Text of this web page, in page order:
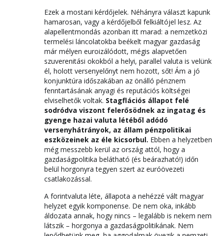
Ezek a mostani kérdőjelek. Néhányra választ kapunk
hamarosan, vagy a kérdőjelből felkiáltójel lesz. Az
alapellentmondás azonban itt marad: a nemzetközi
termelési láncolatokba beékelt magyar gazdaság
már mélyen euroizálódott, mégis alapvetően
szuverenitási okokból a helyi, parallel valuta is velünk
él, holott versenyelőnyt nem hozott, sőt! Ám a jó
konjunktúra időszakában az önálló pénznem
fenntartásának anyagi és reputációs költségei
elviselhetők voltak. Stagflációs állapot felé
sodródva viszont felerősödnek az ingatag és
gyenge hazai valuta létéből adódó
versenyhátrányok, az állam pénzpolitikai
eszközeinek az éle kicsorbul. Ebben a helyzetben
még messzebb kerül az ország attól, hogy a
gazdaságpolitika belátható (és beárazható!) időn
belül horgonyra tegyen szert az euróövezeti
csatlakozással.
A forintvaluta léte, állapota a nehézzé vált magyar
helyzet egyik komponense. De nem oka, inkább
áldozata annak, hogy nincs – legalább is nekem nem
látszik – horgonya a gazdaságpolitikának. Nem